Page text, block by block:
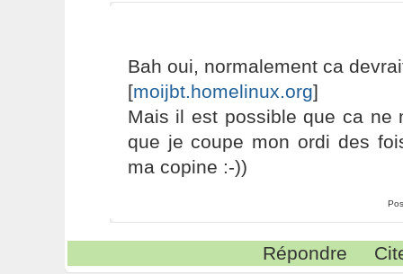
Bah oui, normalement ca
[moijbt.homelinux.org]
Mais il est possible que ca ne
que je coupe mon ordi des
ma copine :-))
Répondre